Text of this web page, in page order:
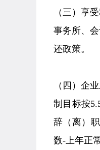
（三）享
事务所、
还政策。
（四）企
制目标按
辞（离）
数-上年正